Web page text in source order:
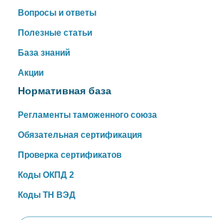
Вопросы и ответы
Полезные статьи
База знаний
Акции
Нормативная база
Регламенты таможенного союза
Обязательная сертификация
Проверка сертификатов
Коды ОКПД 2
Коды ТН ВЭД